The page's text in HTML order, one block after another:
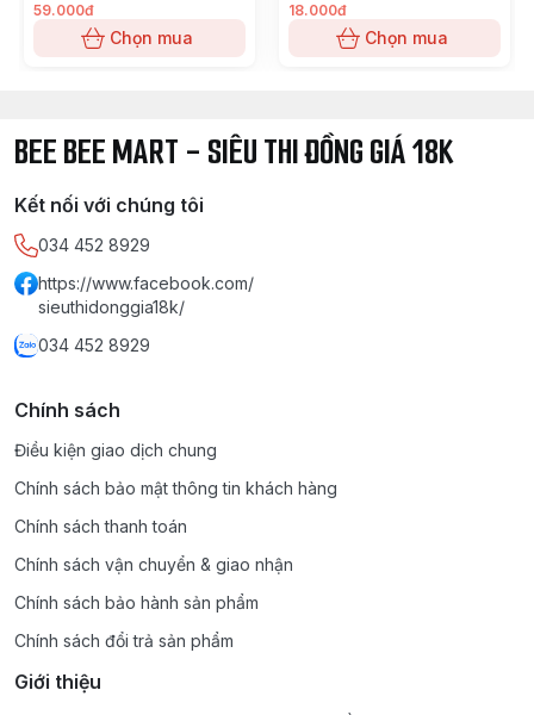
59.000đ
Chọn mua
18.000đ
Chọn mua
BEE BEE MART - SIÊU THI ĐỒNG GIÁ 18K
Kết nối với chúng tôi
034 452 8929
https://www.facebook.com/
sieuthidonggia18k/
034 452 8929
Chính sách
Điều kiện giao dịch chung
Chính sách bảo mật thông tin khách hàng
Chính sách thanh toán
Chính sách vận chuyển & giao nhận
Chính sách bảo hành sản phẩm
Chính sách đổi trả sản phẩm
Giới thiệu